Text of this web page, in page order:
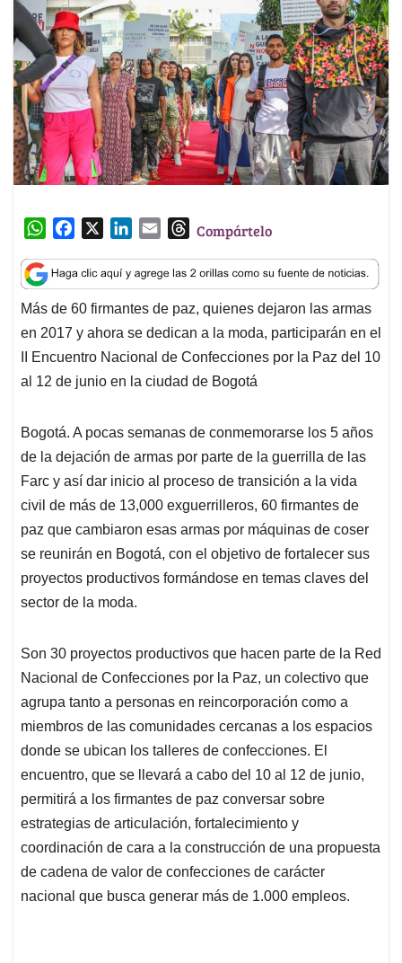
W
a
t
s
A
p
p
c
e
b
o
o
k
n
k
e
d
I
n
a
i
l
T
r
e
a
d
s
Compártelo
Más de 60 firmantes de paz, quienes dejaron las armas
en 2017 y ahora se dedican a la moda, participarán en el
II Encuentro Nacional de Confecciones por la Paz del 10
al 12 de junio en la ciudad de Bogotá
Bogotá. A pocas semanas de conmemorarse los 5 años
de la dejación de armas por parte de la guerrilla de las
Farc y así dar inicio al proceso de transición a la vida
civil de más de 13,000 exguerrilleros, 60 firmantes de
paz que cambiaron esas armas por máquinas de coser
se reunirán en Bogotá, con el objetivo de fortalecer sus
proyectos productivos formándose en temas claves del
sector de la moda.
Son 30 proyectos productivos que hacen parte de la Red
Nacional de Confecciones por la Paz, un colectivo que
agrupa tanto a personas en reincorporación como a
miembros de las comunidades cercanas a los espacios
donde se ubican los talleres de confecciones. El
encuentro, que se llevará a cabo del 10 al 12 de junio,
permitirá a los firmantes de paz conversar sobre
estrategias de articulación, fortalecimiento y
coordinación de cara a la construcción de una propuesta
de cadena de valor de confecciones de carácter
nacional que busca generar más de 1.000 empleos.